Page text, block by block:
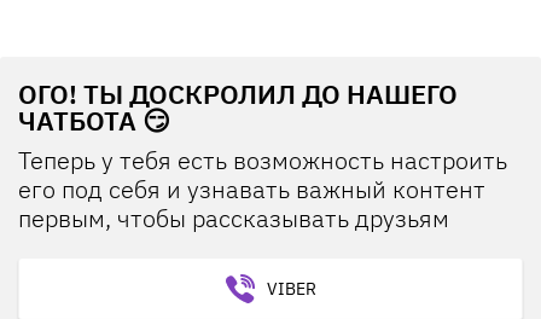
ОГО! ТЫ ДОСКРОЛИЛ ДО НАШЕГО
ЧАТБОТА 😏
Теперь у тебя есть возможность настроить
его под себя и узнавать важный контент
первым, чтобы рассказывать друзьям
VIBER